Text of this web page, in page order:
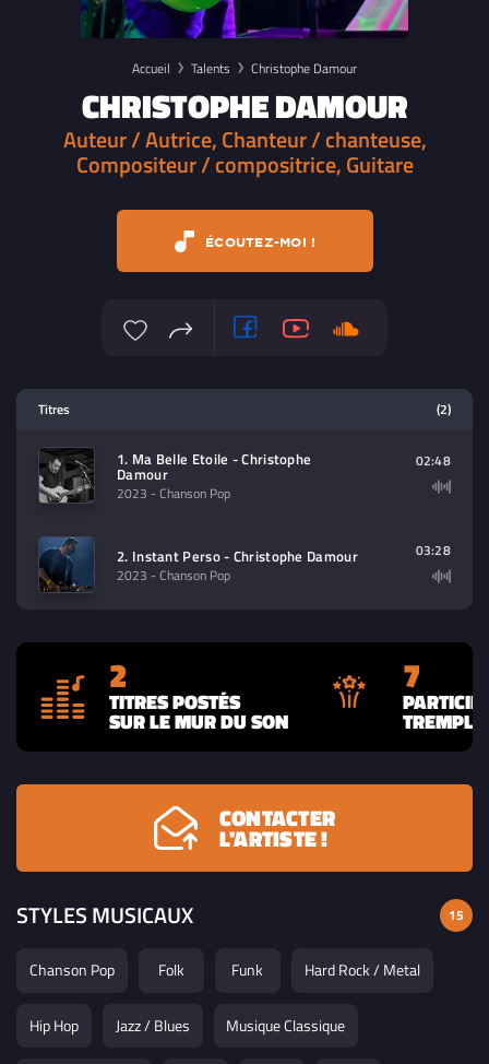
Accueil Talents Christophe Damour
CHRISTOPHE DAMOUR
Auteur / Autrice, Chanteur / chanteuse,
Compositeur / compositrice, Guitare
ÉCOUTEZ-MOI !
contenu à lire (audio/video)
Titres (2)
1. Ma Belle Etoile - Christophe
Damour
2023 - Chanson Pop
02:48
2. Instant Perso - Christophe Damour
2023 - Chanson Pop
03:28
2
TITRES POSTÉS
SUR LE MUR DU SON
7
CONTACTER
L'ARTISTE !
STYLES MUSICAUX 15
Chanson Pop Folk Funk Hard Rock / Metal
Hip Hop Jazz / Blues Musique Classique